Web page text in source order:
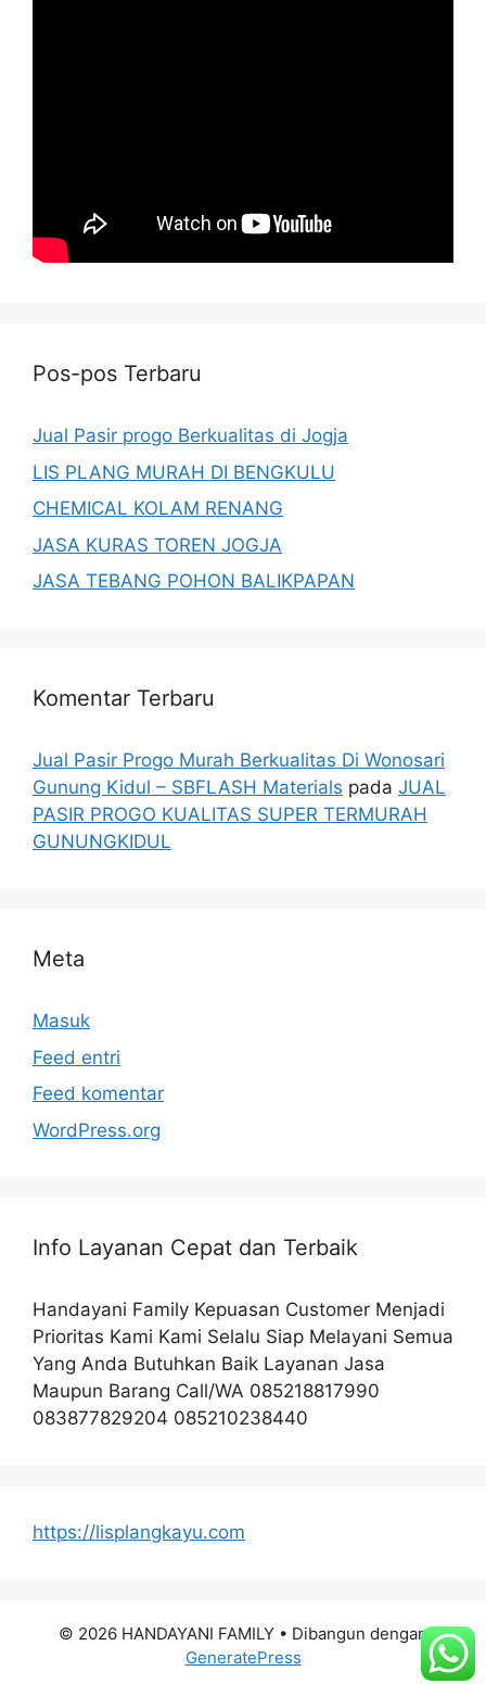
Pos-pos Terbaru
Jual Pasir progo Berkualitas di Jogja
LIS PLANG MURAH DI BENGKULU
CHEMICAL KOLAM RENANG
JASA KURAS TOREN JOGJA
JASA TEBANG POHON BALIKPAPAN
Komentar Terbaru
Jual Pasir Progo Murah Berkualitas Di Wonosari
Gunung Kidul – SBFLASH Materials pada JUAL
PASIR PROGO KUALITAS SUPER TERMURAH
GUNUNGKIDUL
Meta
Masuk
Feed entri
Feed komentar
WordPress.org
Info Layanan Cepat dan Terbaik
Handayani Family Kepuasan Customer Menjadi
Prioritas Kami Kami Selalu Siap Melayani Semua
Yang Anda Butuhkan Baik Layanan Jasa
Maupun Barang Call/WA 085218817990
083877829204 085210238440
https://lisplangkayu.com
© 2026 HANDAYANI FAMILY • Dibangun dengan
GeneratePress